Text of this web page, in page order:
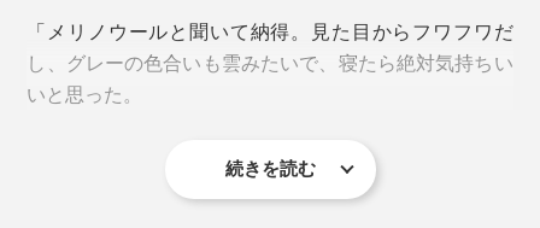
ウールは、保温性と吸・放湿性にすぐれているので、冷
土台となる1枚の基布から、オモテ・ウラ両面にウール
糸をかき出して、起毛させる製法なので、毛足はふんわ
り長く。
長い毛足のあいだに、体温で暖まった空気をたっぷり溜
め込むから、ウールのニューマイヤー毛布は、軽い仕上
廣瀬さんが目指した毛布は、「子どものときから、大人
「メリノウールと聞いて納得。見た目からフワフワだ
し、グレーの色合いも雲みたいで、寝たら絶対気持ちい
いと思った。
実際に寝てみたら、期待以上の気持ちよさ。頬ずりした
続きを読む